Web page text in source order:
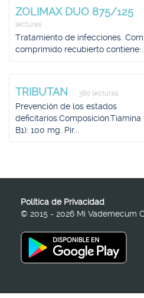
ZOLIMAX DUO 875/125
lecturas
Tratamiento de infecciones.
comprimido recubierto contiene:
TRIBUTAN 380 lecturas
Prevención de los estados
B1): 100 mg. Pir...
Política de Privacidad
© 2015 - 2026 Mi Vademecum